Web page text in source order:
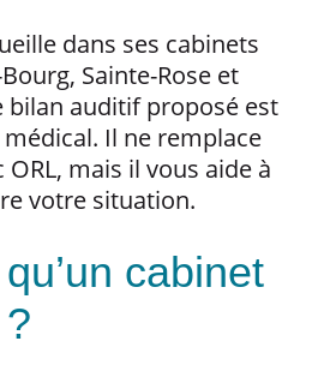
dans ses cabinets
Sainte-Rose et
bilan auditif proposé est
Il ne remplace
mais il vous aide à
votre situation.
cabinet